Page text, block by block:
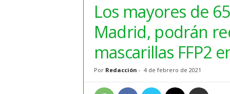
a
Los mayores de
Madrid, podrán
mascarillas FFP2
Por Redacción - 4 de febrero de 2021